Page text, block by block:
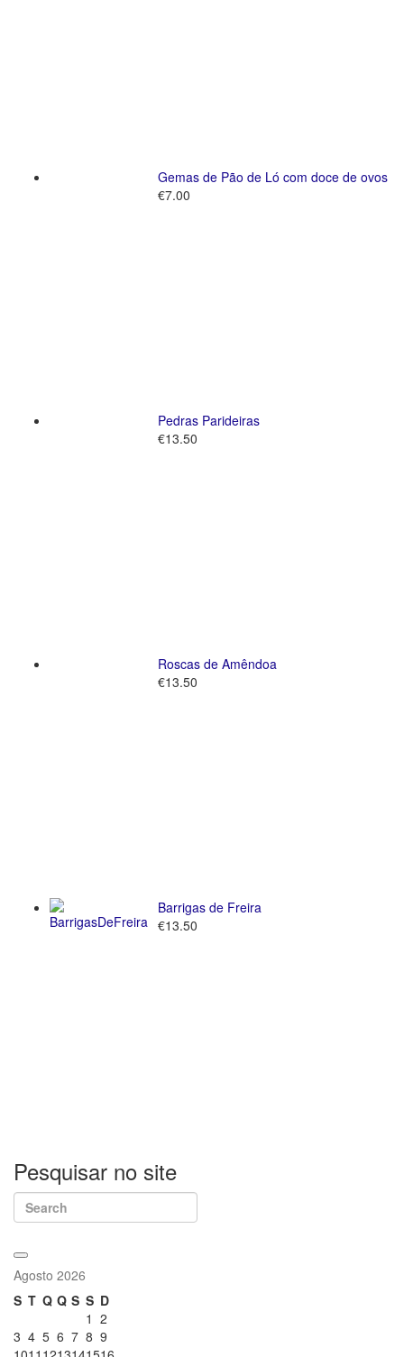
Gemas de Pão de Ló com doce de ovos
€7.00
Pedras Parideiras
€13.50
Roscas de Amêndoa
€13.50
Barrigas de Freira
€13.50
Pesquisar no site
Search
Agosto 2026
S T Q Q S S D
1 2
3 4 5 6 7 8 9